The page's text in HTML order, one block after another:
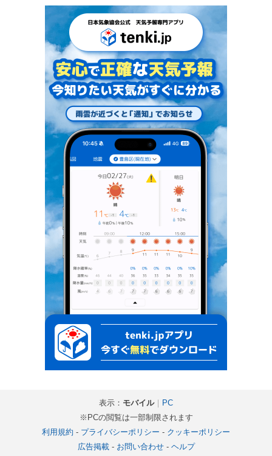
表示： モバイル｜
PC
※PCの閲覧は一部制限されます
利用規約 - プライバシーポリシー - クッキーポリシー
広告掲載- お問い合わせ- ヘルプ